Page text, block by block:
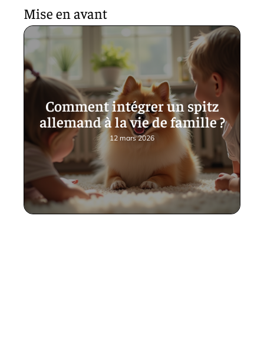
Mise en avant
Comment intégrer un spitz
allemand à la vie de famille ?
12 mars 2026